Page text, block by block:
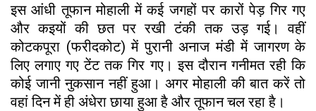
इस आंधी तूफान मोहाली में कई जगहों पर कारों पेड़ गिर गए
और कइयों की छत पर रखी टंकी तक उड़ गई। वहीं
कोटकपूरा (फरीदकोट) में पुरानी अनाज मंडी में जागरण के
लिए लगाए गए टेंट तक गिर गए। इस दौरान गनीमत रही कि
कोई जानी नुकसान नहीं हुआ। अगर मोहाली की बात करें तो
वहां दिन में ही अंधेरा छाया हुआ है और तूफान चल रहा है।